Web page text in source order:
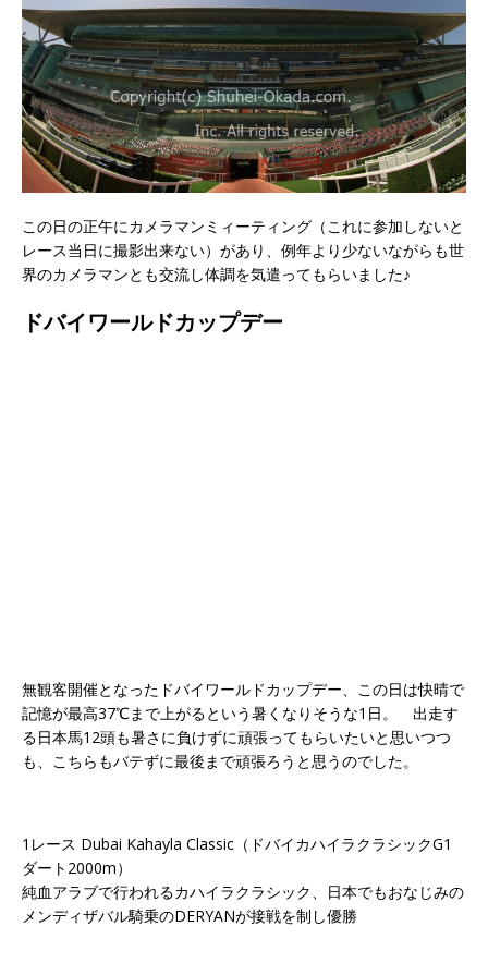
この日の正午にカメラマンミィーティング（これに参加しないと
レース当日に撮影出来ない）があり、例年より少ないながらも世
界のカメラマンとも交流し体調を気遣ってもらいました♪
ドバイワールドカップデー
無観客開催となったドバイワールドカップデー、この日は快晴で
記憶が最高37℃まで上がるという暑くなりそうな1日。 出走す
る日本馬12頭も暑さに負けずに頑張ってもらいたいと思いつつ
も、こちらもバテずに最後まで頑張ろうと思うのでした。
1レース Dubai Kahayla Classic（ドバイカハイラクラシックG1
ダート2000m）
純血アラブで行われるカハイラクラシック、日本でもおなじみの
メンディザバル騎乗のDERYANが接戦を制し優勝